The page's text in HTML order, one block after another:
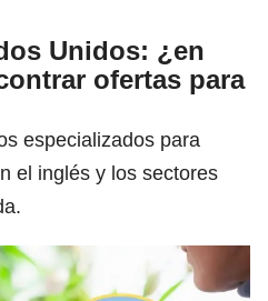
Unidos: ¿en
ofertas para
especializados para
el inglés y los sectores